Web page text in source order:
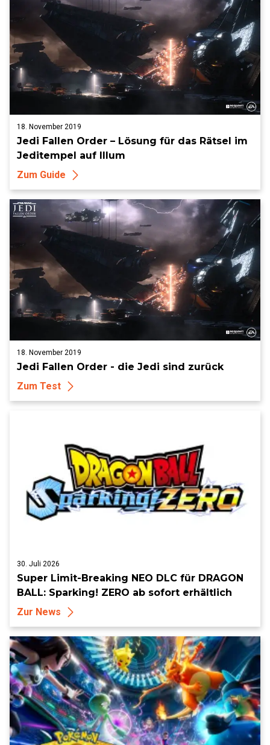
18. November 2019
Jedi Fallen Order – Lösung für das Rätsel im
Jeditempel auf Illum
Zum Guide
18. November 2019
Jedi Fallen Order - die Jedi sind zurück
Zum Test
30. Juli 2026
Super Limit-Breaking NEO DLC für DRAGON
BALL: Sparking! ZERO ab sofort erhältlich
Zur News